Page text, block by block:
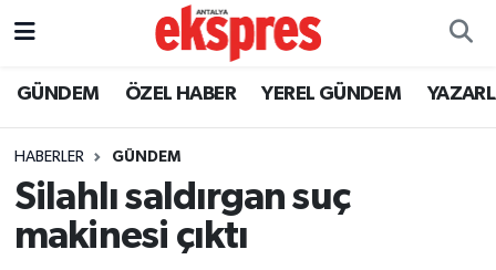
GÜNDEM ÖZEL HABER YEREL GÜNDEM
HABERLER GÜNDEM
Silahlı saldırgan suç
makinesi çıktı
ÖZEL HABER
YEREL GÜNDEM
EKONOMİ
Nöbetçi Eczaneler
Trafik Durumu
Süper Lig Puan Durumu ve Fikstür